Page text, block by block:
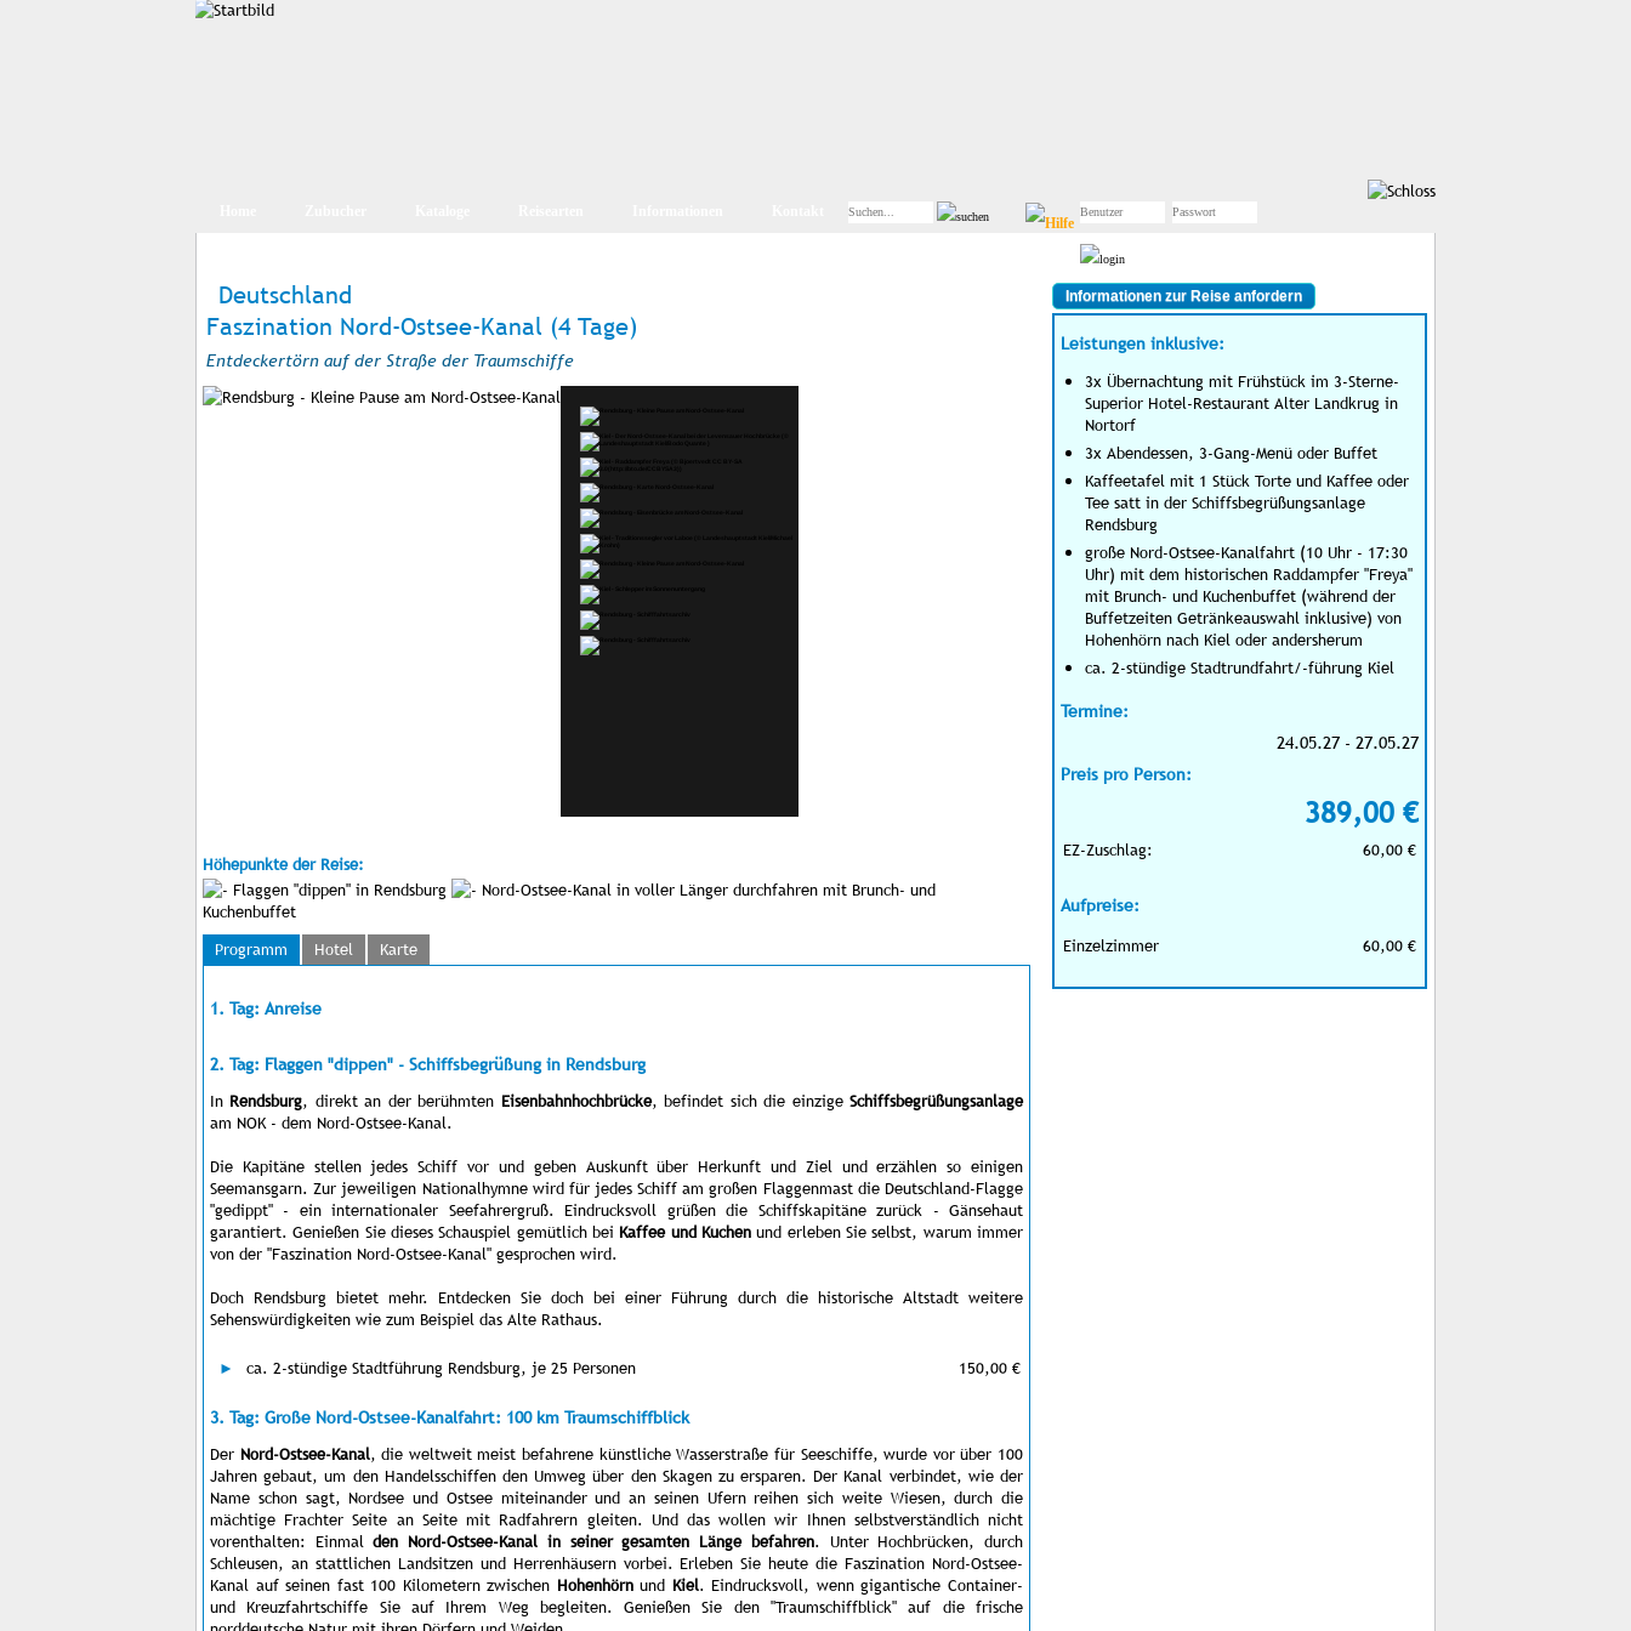
Deutschland
Faszination Nord-Ostsee-Kanal (4 Tage)
Entdeckertörn auf der Straße der Traumschiffe
Höhepunkte der Reise:
Flaggen "dippen" in Rendsburg
Nord-Ostsee-Kanal in voller Länger durchfahren mit Brunch- und
Kuchenbuffet
Programm
Hotel Karte
1. Tag: Anreise
2. Tag: Flaggen "dippen" - Schiffsbegrüßung in Rendsburg
In Rendsburg, direkt an der berühmten Eisenbahnhochbrücke, befindet sich die einzigeSchiffsbegrüßungsanlage
am NOK - dem Nord-Ostsee-Kanal.
Die Kapitäne stellen jedes Schiff vor und geben Auskunft über Herkunft und Ziel und erzählen so einigen
Seemansgarn. Zur jeweiligen Nationalhymne wird für jedes Schiff am großen Flaggenmast die Deutschland-Flagge
"gedippt" - ein internationaler Seefahrergruß. Eindrucksvoll grüßen die Schiffskapitäne zurück - Gänsehaut
garantiert. Genießen Sie dieses Schauspiel gemütlich bei Kaffee und Kuchen und erleben Sie selbst, warum immer
von der "Faszination Nord-Ostsee-Kanal" gesprochen wird.
Doch Rendsburg bietet mehr. Entdecken Sie doch bei einer Führung durch die historische Altstadt weitere
Sehenswürdigkeiten wie zum Beispiel das Alte Rathaus.
ca. 2-stündige Stadtführung Rendsburg, je 25 Personen 150,00 €
3. Tag: Große Nord-Ostsee-Kanalfahrt: 100 km Traumschiffblick
Der Nord-Ostsee-Kanal, die weltweit meist befahrene künstliche Wasserstraße für Seeschiffe, wurde vor über 100
Jahren gebaut, um den Handelsschiffen den Umweg über den Skagen zu ersparen. Der Kanal verbindet, wie der
Name schon sagt, Nordsee und Ostsee miteinander und an seinen Ufern reihen sich weite Wiesen, durch die
mächtige Frachter Seite an Seite mit Radfahrern gleiten. Und das wollen wir Ihnen selbstverständlich nicht
vorenthalten: Einmalden Nord-Ostsee-Kanal in seiner gesamten Länge befahren. Unter Hochbrücken, durch
Schleusen, an stattlichen Landsitzen und Herrenhäusern vorbei. Erleben Sie heute die Faszination Nord-Ostsee-
Kanal auf seinen fast 100 Kilometern zwischen Hohenhörnund Kiel. Eindrucksvoll, wenn gigantische Container-
und Kreuzfahrtschiffe Sie auf Ihrem Weg begleiten. Genießen Sie den "Traumschiffblick" auf die frische
Informationen zur Reise anfordern
Leistungen inklusive:
3x Übernachtung mit Frühstück im 3-Sterne-
Superior Hotel-Restaurant Alter Landkrug in
Nortorf
3x Abendessen, 3-Gang-Menü oder Buffet
Kaffeetafel mit 1 Stück Torte und Kaffee oder
Tee satt in der Schiffsbegrüßungsanlage
Rendsburg
große Nord-Ostsee-Kanalfahrt (10 Uhr - 17:30
Uhr) mit dem historischen Raddampfer "Freya"
mit Brunch- und Kuchenbuffet (während der
Buffetzeiten Getränkeauswahl inklusive) von
Hohenhörn nach Kiel oder andersherum
ca. 2-stündige Stadtrundfahrt/-führung Kiel
Termine:
24.05.27 - 27.05.27
Preis pro Person:
389,00 €
EZ-Zuschlag: 60,00 €
Aufpreise:
Einzelzimmer
60,00 €